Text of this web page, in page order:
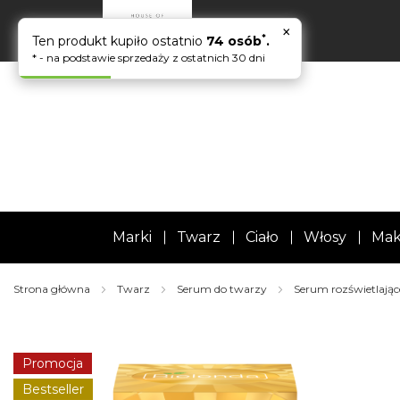
Marki Twarz Ciało Włosy
Strona główna Twarz Serum do twarzy Serum
the
end
of
Promocja
Bestseller
×
Ten produkt kupiło ostatnio 74 osób*.
* - na podstawie sprzedaży z ostatnich 30 dni